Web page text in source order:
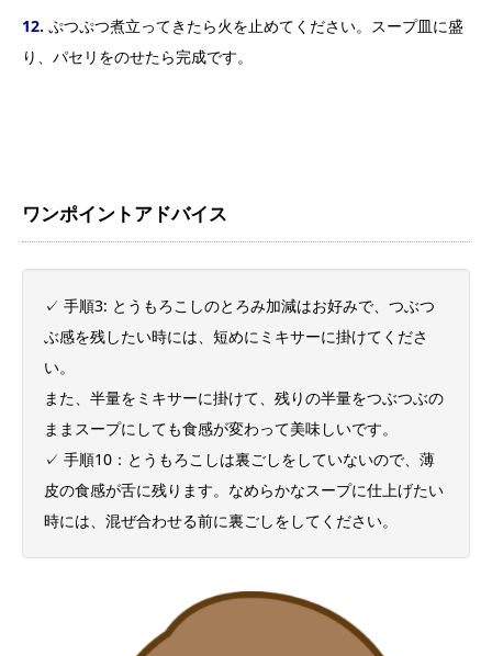
12. ぷつぷつ煮立ってきたら火を止めてください。スープ皿に盛
り、パセリをのせたら完成です。
ワンポイントアドバイス
✓ 手順3: とうもろこしのとろみ加減はお好みで、つぶつ
ぶ感を残したい時には、短めにミキサーに掛けてくださ
い。
また、半量をミキサーに掛けて、残りの半量をつぶつぶの
ままスープにしても食感が変わって美味しいです。
✓ 手順10：とうもろこしは裏ごしをしていないので、薄
皮の食感が舌に残ります。なめらかなスープに仕上げたい
時には、混ぜ合わせる前に裏ごしをしてください。